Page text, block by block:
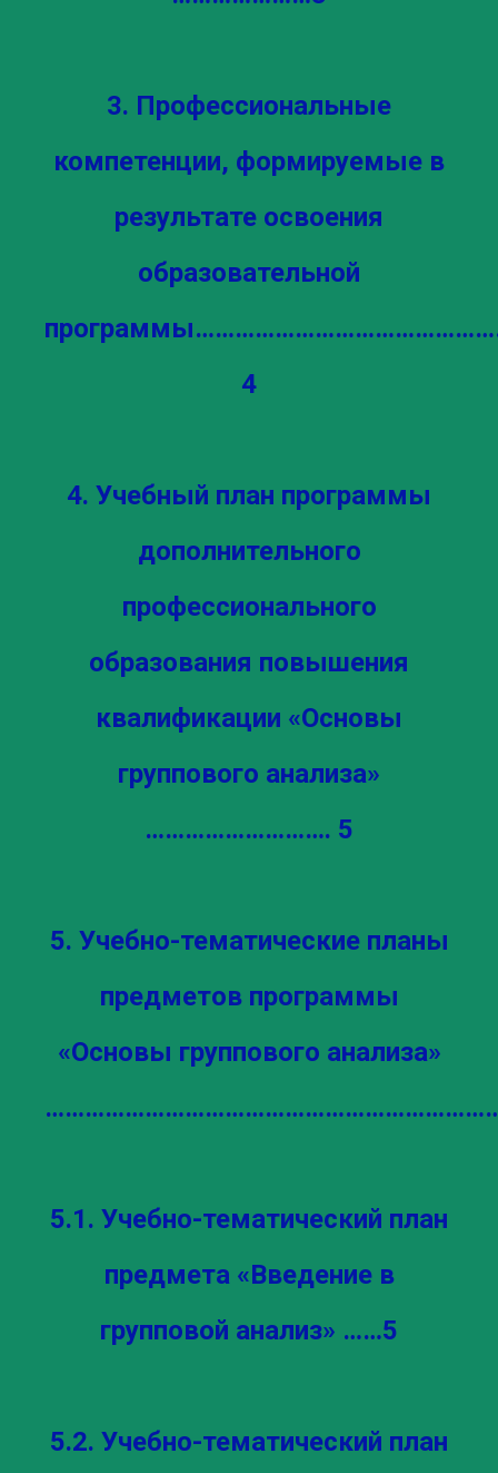
3. Профессиональные
компетенции, формируемые в
результате освоения
образовательной
4
4. Учебный план программы
дополнительного
профессионального
образования повышения
квалификации «Основы
группового анализа»
………………………. 5
5. Учебно-тематические планы
предметов программы
«Основы группового анализа»
5.1. Учебно-тематический план
предмета «Введение в
групповой анализ» ……5
5.2. Учебно-тематический план